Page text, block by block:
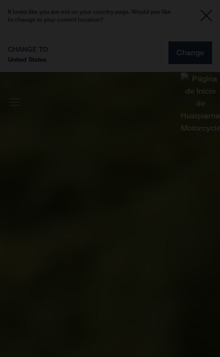
It looks like you are not on your country page. Would you like
to change to your current location?
CHANGE TO
United States
Change